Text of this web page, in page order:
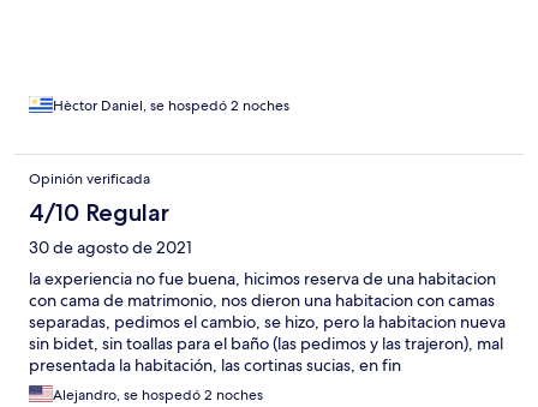
Hèctor Daniel, se hospedó 2 noches
Opinión verificada
4/10 Regular
30 de agosto de 2021
la experiencia no fue buena, hicimos reserva de una habitacion
con cama de matrimonio, nos dieron una habitacion con camas
separadas, pedimos el cambio, se hizo, pero la habitacion nueva
sin bidet, sin toallas para el baño (las pedimos y las trajeron), mal
presentada la habitación, las cortinas sucias, en fin
decepcionante ese servicio.
Alejandro, se hospedó 2 noches